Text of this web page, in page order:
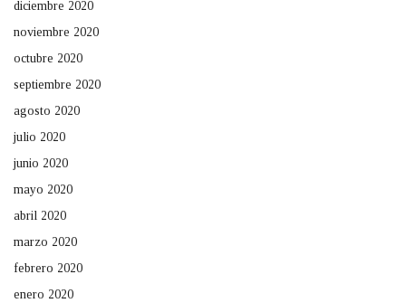
diciembre 2020
noviembre 2020
octubre 2020
septiembre 2020
agosto 2020
julio 2020
junio 2020
mayo 2020
abril 2020
marzo 2020
febrero 2020
enero 2020